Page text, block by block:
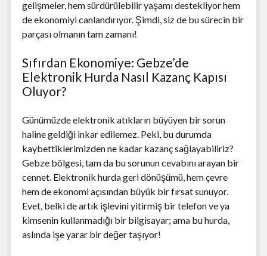
gelişmeler, hem sürdürülebilir yaşamı destekliyor hem
de ekonomiyi canlandırıyor. Şimdi, siz de bu sürecin bir
parçası olmanın tam zamanı!
Sıfırdan Ekonomiye: Gebze’de
Elektronik Hurda Nasıl Kazanç Kapısı
Oluyor?
Günümüzde elektronik atıkların büyüyen bir sorun
haline geldiği inkar edilemez. Peki, bu durumda
kaybettiklerimizden ne kadar kazanç sağlayabiliriz?
Gebze bölgesi, tam da bu sorunun cevabını arayan bir
cennet. Elektronik hurda geri dönüşümü, hem çevre
hem de ekonomi açısından büyük bir fırsat sunuyor.
Evet, belki de artık işlevini yitirmiş bir telefon ve ya
kimsenin kullanmadığı bir bilgisayar; ama bu hurda,
aslında işe yarar bir değer taşıyor!